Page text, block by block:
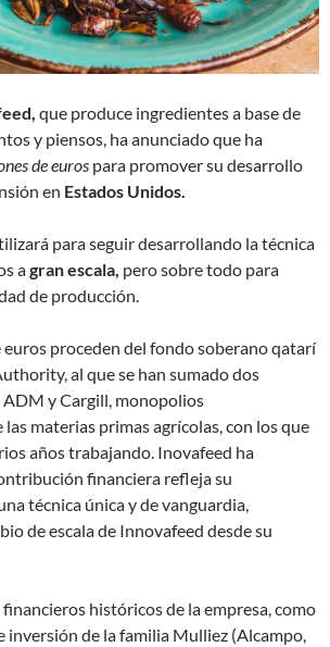
que produce ingredientes a base de
y piensos, ha anunciado que ha
de euros para promover su desarrollo
en Estados Unidos.
para seguir desarrollando la técnica
agran escala, pero sobre todo para
de producción.
euros proceden del fondo soberano qatarí
al que se han sumado dos
y Cargill, monopolios
materias primas agrícolas, con los que
años trabajando. Inovafeed ha
financiera refleja su
técnica única y de vanguardia,
de escala de Innovafeed desde su
financieros históricos de la empresa, como
inversión de la familia Mulliez (Alcampo,